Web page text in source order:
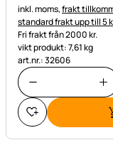
Skatteinformation:
inkl. moms,frakt
standard frakt upp till 5
Fri frakt från 2000 kr.
vikt produkt: 7,61 kg
art.nr.: 32606